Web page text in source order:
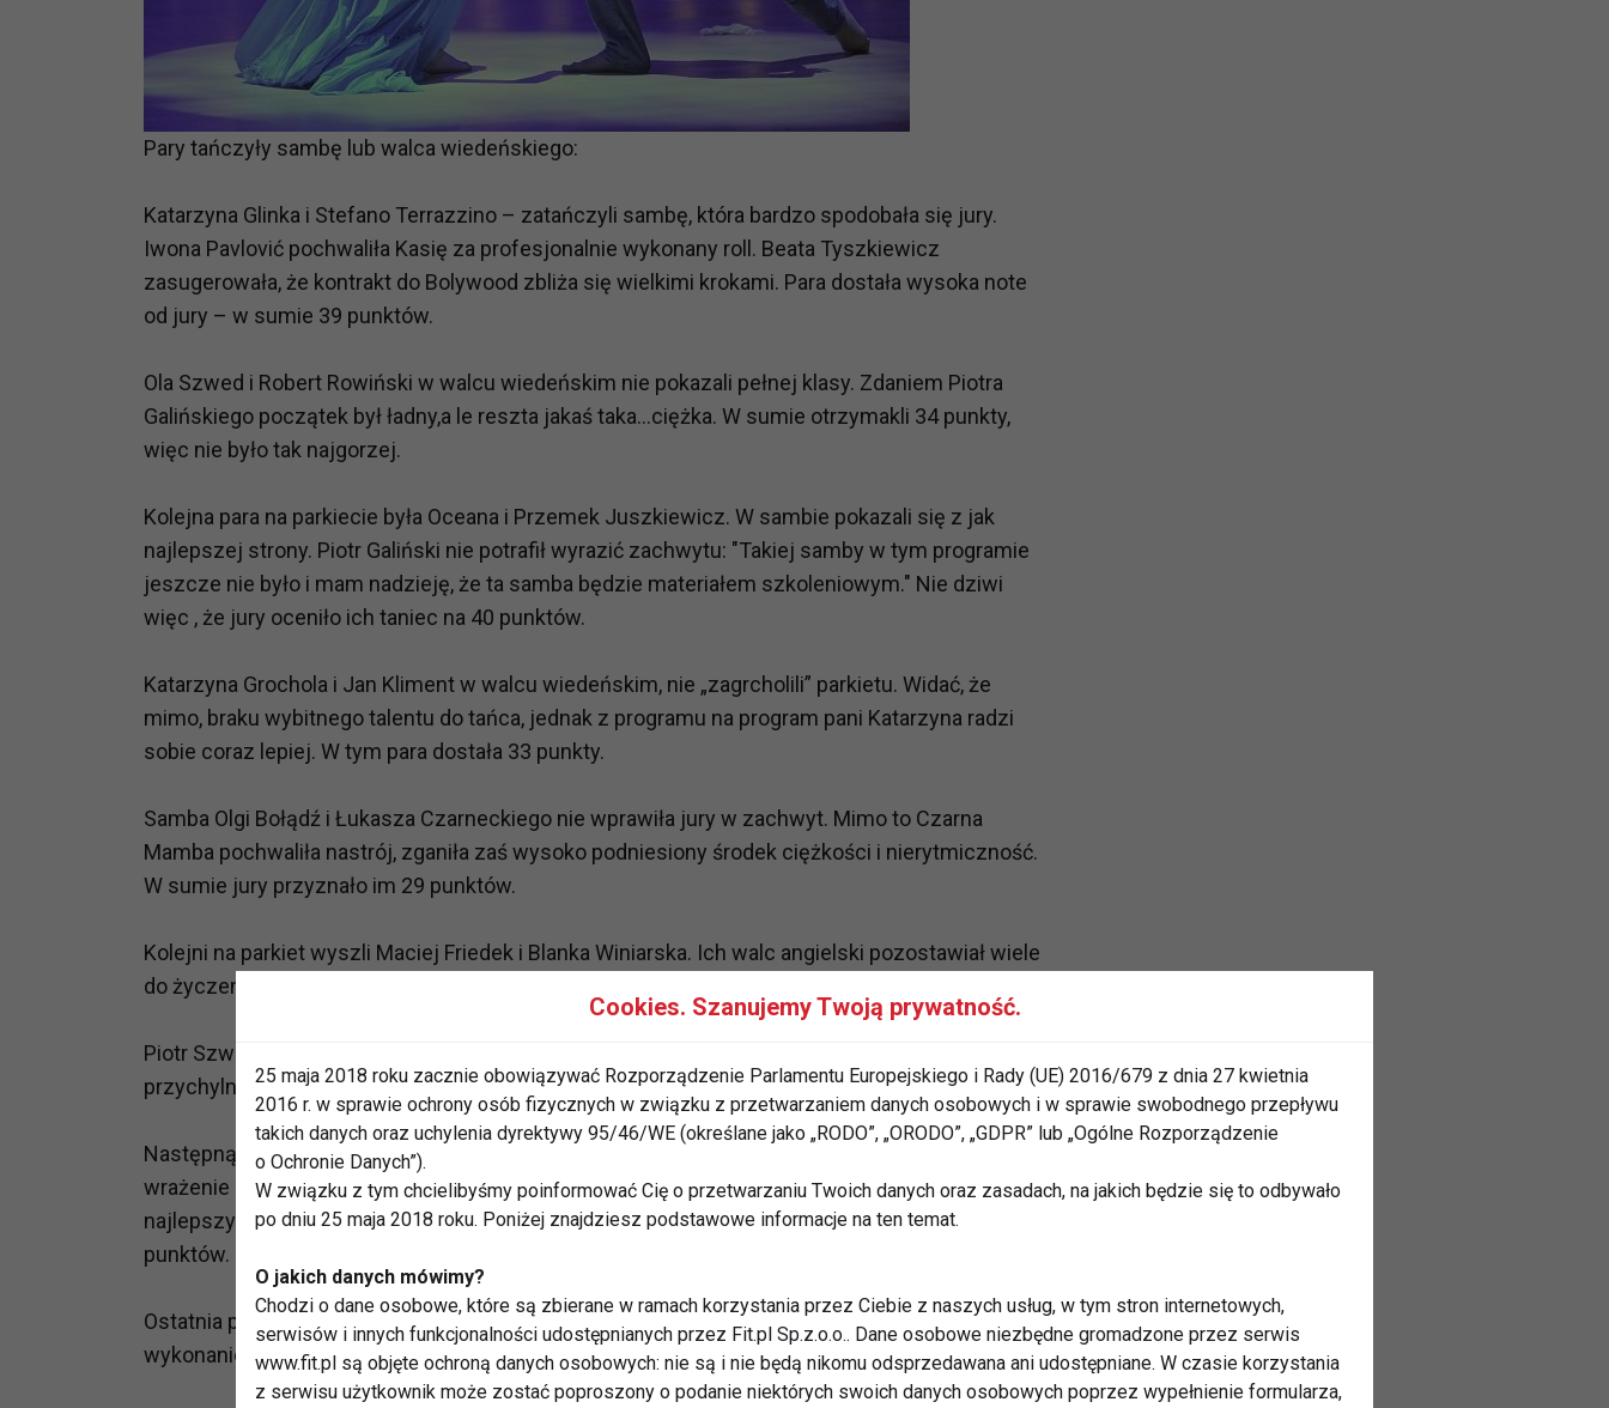
Pary tańczyły sambę lub walca wiedeńskiego:
Katarzyna Glinka i Stefano Terrazzino – zatańczyli sambę, która bardzo spodobała się jury.
Iwona Pavlović pochwaliła Kasię za profesjonalnie wykonany roll. Beata Tyszkiewicz
zasugerowała, że kontrakt do Bolywood zbliża się wielkimi krokami. Para dostała wysoka note
od jury – w sumie 39 punktów.
Ola Szwed i Robert Rowiński w walcu wiedeńskim nie pokazali pełnej klasy. Zdaniem Piotra
Galińskiego początek był ładny,a le reszta jakaś taka...ciężka. W sumie otrzymakli 34 punkty,
więc nie było tak najgorzej.
Kolejna para na parkiecie była Oceana i Przemek Juszkiewicz. W sambie pokazali się z jak
najlepszej strony. Piotr Galiński nie potrafił wyrazić zachwytu: "Takiej samby w tym programie
jeszcze nie było i mam nadzieję, że ta samba będzie materiałem szkoleniowym." Nie dziwi
więc , że jury oceniło ich taniec na 40 punktów.
Katarzyna Grochola i Jan Kliment w walcu wiedeńskim, nie „zagrcholili” parkietu. Widać, że
mimo, braku wybitnego talentu do tańca, jednak z programu na program pani Katarzyna radzi
sobie coraz lepiej. W tym para dostała 33 punkty.
Samba Olgi Bołądź i Łukasza Czarneckiego nie wprawiła jury w zachwyt. Mimo to Czarna
Mamba pochwaliła nastrój, zganiła zaś wysoko podniesiony środek ciężkości i nierytmiczność.
W sumie jury przyznało im 29 punktów.
Kolejni na parkiet wyszli Maciej Friedek i Blanka Winiarska. Ich walc angielski pozostawiał wiele
do życzenia. W sumie przyznano im tylko 28 punktów.
Piotr Szwedes i Anna Głogowska na parkiecie pokazali sambę. Jury spojrzało na taniec
przychylnym okiem i przytnało parze 36 punktów.
Następną para na parkiecie bgyła Julia Kamińska i Rafał Maserak. Ich walc wiedeński zrobuł
wrażenie na samej Czrnej Mambie. Iwona Pavlović mówiła: "Duże wrażenie!" Jej zdaniem to był
najlepszy walc wiedeński, miała żal do widowni, że tak słabo klaskała po występie. Otrzymali 40
punktów.
Ostatnia para to Artur Barciś i Paulina Biernat w sambie. Piotr Galiński pochwalił doskonałe
wykonanie samby, w tym szeregu figur. Dostali 36 punktów, więc mieli całkiem niezły wynik.
Cookies. Szanujemy Twoją prywatność.
25 maja 2018 roku zacznie obowiązywać Rozporządzenie Parlamentu Europejskiego i Rady (UE) 2016/679 z dnia 27 kwietnia
2016 r. w sprawie ochrony osób fizycznych w związku z przetwarzaniem danych osobowych i w sprawie swobodnego przepływu
takich danych oraz uchylenia dyrektywy 95/46/WE (określane jako „RODO”, „ORODO”, „GDPR” lub „Ogólne Rozporządzenie
o Ochronie Danych”).
W związku z tym chcielibyśmy poinformować Cię o przetwarzaniu Twoich danych oraz zasadach, na jakich będzie się to odbywało
po dniu 25 maja 2018 roku. Poniżej znajdziesz podstawowe informacje na ten temat.
O jakich danych mówimy?
Chodzi o dane osobowe, które są zbierane w ramach korzystania przez Ciebie z naszych usług, w tym stron internetowych,
serwisów i innych funkcjonalności udostępnianych przez Fit.pl Sp.z.o.o.. Dane osobowe niezbędne gromadzone przez serwis
www.fit.pl są objęte ochroną danych osobowych: nie są i nie będą nikomu odsprzedawana ani udostępniane. W czasie korzystania
z serwisu użytkownik może zostać poproszony o podanie niektórych swoich danych osobowych poprzez wypełnienie formularza,